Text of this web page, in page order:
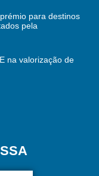
para destinos
pela
na valorização de